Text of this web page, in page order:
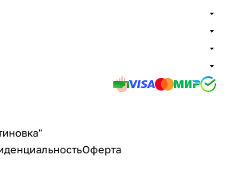
Оферта